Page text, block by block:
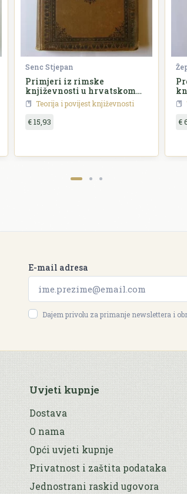
Senc Stjepan
Primjeri iz rimske
književnosti u hrvatskom
prijevodu
Teorija i povijest književnosti
€ 15,93 €
E-mail adresa
Dajem privolu za primanje newslettera i
Uvjeti kupnje
Dostava
O nama
Opći uvjeti kupnje
Privatnost i zaštita podataka
Jednostrani raskid ugovora